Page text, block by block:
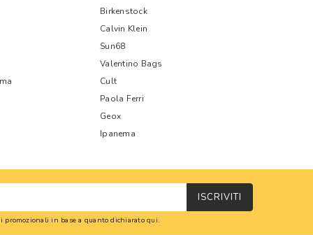
Birkenstock
Calvin Klein
Sun68
Valentino Bags
Cult
Paola Ferri
Geox
Ipanema
ISCRIVITI
promozionali in base a quanto dichiaratoqui.